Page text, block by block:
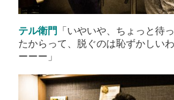
テル衛門
「いやいや、ちょっと待
たからって、脱ぐのは恥ずかしい
ーーー」